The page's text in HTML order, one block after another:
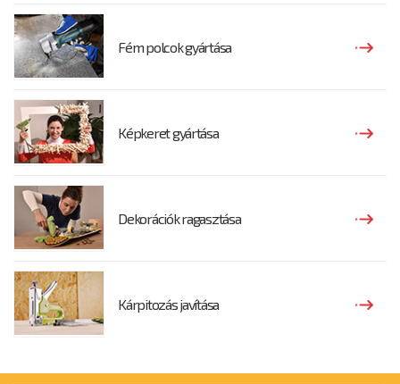
Fém polcok gyártása
Képkeret gyártása
Dekorációk ragasztása
Kárpitozás javítása